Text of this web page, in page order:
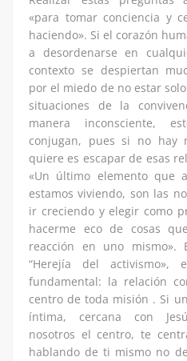
«para tomar conciencia y
haciendo». Si el corazón
a desordenarse en
contexto se despiertan
por el miedo de no estar
situaciones de la
manera inconsciente,
conjugan, pues si no
quiere es escapar de esas
«Un último elemento que
estamos viviendo, son las
ir creciendo y elegir como
hacerme eco de cosas
reacción en uno
“Herejía del
fundamental: la relación
centro de toda misión . Si
íntima, cercana con
nosotros el centro, te
hablando de ti mismo no